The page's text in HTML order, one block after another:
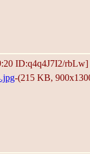
ID:q4q4J7I2/rbLw]
-(215 KB,